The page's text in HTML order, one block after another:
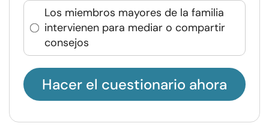
Los miembros mayores de la familia
intervienen para mediar o compartir
consejos
Hacer el cuestionario ahora